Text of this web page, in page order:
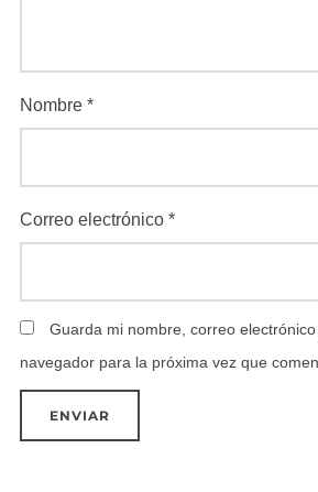
Nombre *
Correo electrónico *
Guarda mi nombre, correo
navegador para la próxima vez que